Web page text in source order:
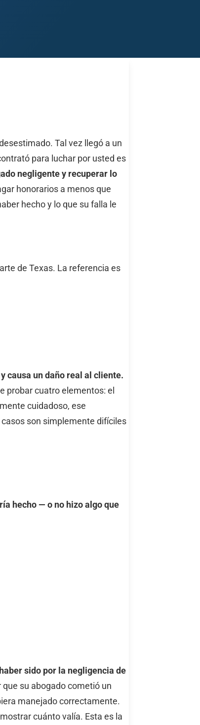
Tal vez llegó a un
para luchar por usted es
negligente y recuperar lo
honorarios a menos que
hecho y lo que su falla le
de Texas. La referencia es
causa un daño real al cliente.
probar cuatro elementos: el
cuidadoso, ese
son simplemente difíciles
hecho — o no hizo algo que
sido por la negligencia de
su abogado cometió un
manejado correctamente.
cuánto valía. Esta es la